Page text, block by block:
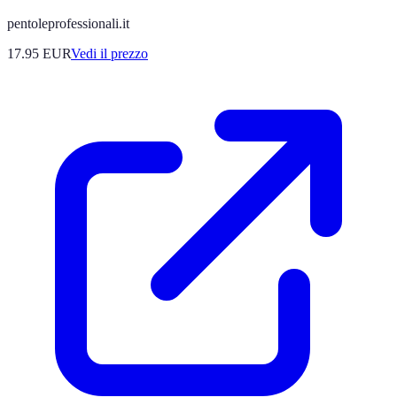
pentoleprofessionali.it
17.95 EURVedi il prezzo